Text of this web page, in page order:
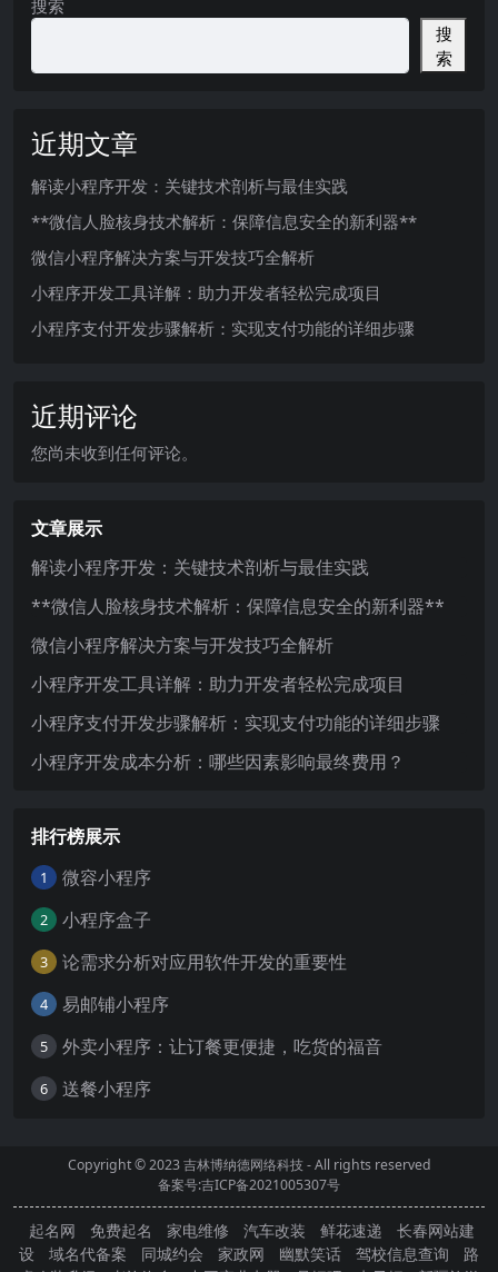
搜索
搜
索
近期文章
解读小程序开发：关键技术剖析与最佳实践
**微信人脸核身技术解析：保障信息安全的新利器**
微信小程序解决方案与开发技巧全解析
小程序开发工具详解：助力开发者轻松完成项目
小程序支付开发步骤解析：实现支付功能的详细步骤
近期评论
您尚未收到任何评论。
文章展示
解读小程序开发：关键技术剖析与最佳实践
**微信人脸核身技术解析：保障信息安全的新利器**
微信小程序解决方案与开发技巧全解析
小程序开发工具详解：助力开发者轻松完成项目
小程序支付开发步骤解析：实现支付功能的详细步骤
小程序开发成本分析：哪些因素影响最终费用？
排行榜展示
1 微容小程序
2 小程序盒子
3 论需求分析对应用软件开发的重要性
4 易邮铺小程序
5 外卖小程序：让订餐更便捷，吃货的福音
6 送餐小程序
Copyright © 2023吉林博纳德网络科技- All rights reserved
备案号:吉ICP备2021005307号
起名网 免费起名 家电维修 汽车改装 鲜花速递
长春网站建
设
域名代备案 同城约会 家政网 幽默笑话 驾校信息查询
路